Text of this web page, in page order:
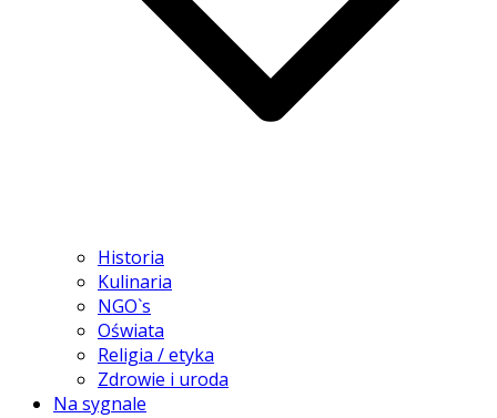
Historia
Kulinaria
NGO`s
Oświata
Religia / etyka
Zdrowie i uroda
Na sygnale